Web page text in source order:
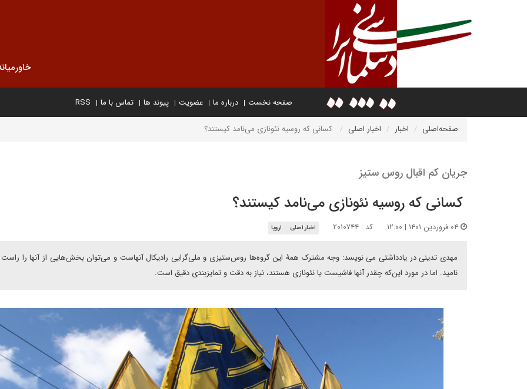
صفحه نخست درباره ما عضویت پیوند ها تماس با ما RSS
صفحه‌اصلی اخبار اخبار اصلی ‍ کسانی که روسیه نئونازی می‌نامد کیستند؟
جریان کم اقبال روس ستیز
‍ کسانی که روسیه نئونازی می‌نامد کیستند؟
کد : ۲۰۱۰۷۴۴ اخبار اصلی اروپا
مهدی تدینی در یادداشتی می نویسد: وجه مشترک همۀ این گروه‌ها روس‌ستیزی و ملی‌گرایی رادیکال آنهاست و می‌توان بخش‌هایی از آنها را راست
نامید. اما در مورد این‌که چقدر آنها فاشیست یا نئونازی هستند، نیاز به دقت و تمایزبندی دقیق است.